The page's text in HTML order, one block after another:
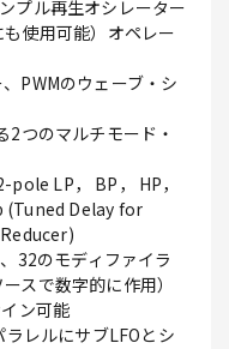
プル再生オシレーター
使用可能）オペレー
PWMのウェーブ・シ
2つのマルチモード・
LP， BP， HP，
(Tuned Delay for
32のモディファイラ
スで数字的に作用）
ン可能
ラレルにサブLFOとシ